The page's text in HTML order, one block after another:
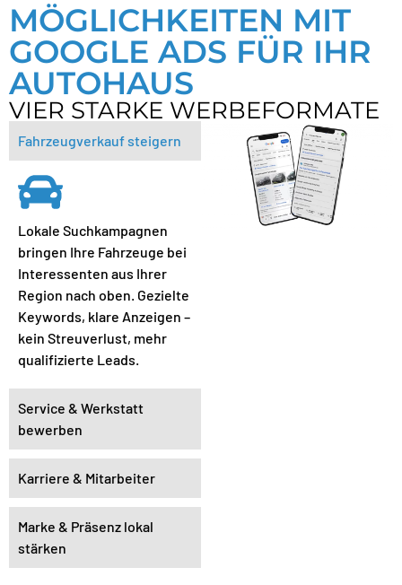
MÖGLICHKEITEN MIT
GOOGLE ADS FÜR IHR
AUTOHAUS
VIER STARKE WERBEFORMATE
Fahrzeugverkauf steigern
Lokale Suchkampagnen
bringen Ihre Fahrzeuge bei
Interessenten aus Ihrer
Region nach oben. Gezielte
Keywords, klare Anzeigen –
kein Streuverlust, mehr
qualifizierte Leads.
Service & Werkstatt
bewerben
Karriere & Mitarbeiter
Marke & Präsenz lokal
stärken